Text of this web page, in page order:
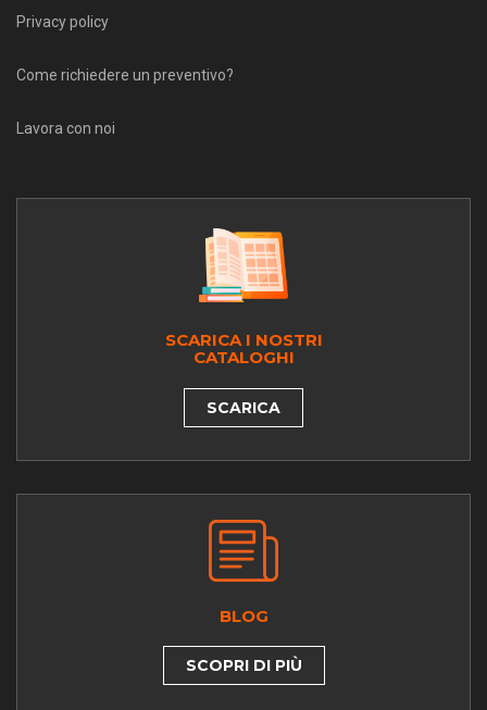
Privacy policy
Come richiedere un preventivo?
Lavora con noi
SCARICA I NOSTRI
CATALOGHI
SCARICA
BLOG
SCOPRI DI PIÙ